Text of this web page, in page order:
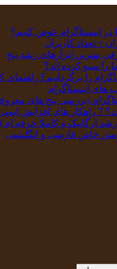
در اینستاگرام عوض کنیم؟
+ تعداد کاربران
بهترین ابزارهای رشد پیج
سیو کرده اند؟
را برگردانیم؟ راهنمای
های اینستاگرام
(بررسی پیج های
ارگانیک و کاملا حرفه ای)